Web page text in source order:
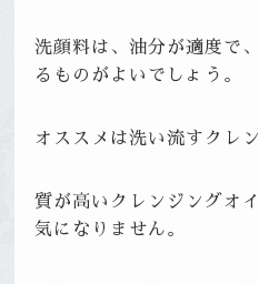
洗顔料は、油分が適度で
るものがよいでしょう。
オススメは洗い流すクレ
質が高いクレンジングオ
気になりません。